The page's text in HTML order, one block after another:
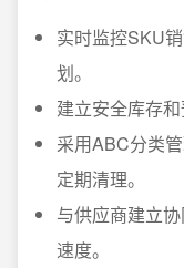
实时监控SKU
划。
建立安全库存
采用ABC分类
定期清理。
与供应商建立
速度。